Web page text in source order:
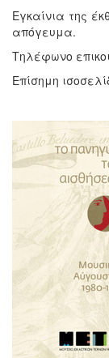
Εγκαίνια της
απόγευμα.
Τηλέφωνο
Επίσημη